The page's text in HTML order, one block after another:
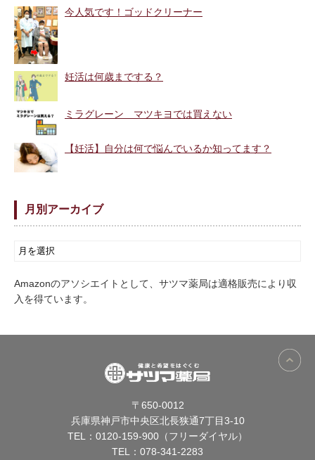
今人気です！ゴッドクリーナー
妊活は何歳までする？
ミラグレーン マツキヨでは買えない
【妊活】自分は何で悩んでいるか知ってます？
月別アーカイブ
Amazonのアソシエイトとして、サツマ薬局は適格販売により収
入を得ています。
〒650-0012
兵庫県神戸市中央区北長狭通7丁目3-10
TEL： 0120-159-900（フリーダイヤル）
TEL： 078-341-2283